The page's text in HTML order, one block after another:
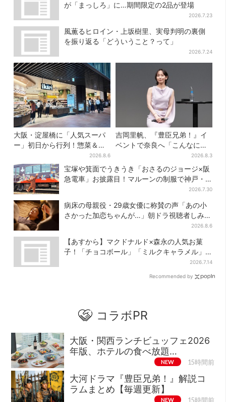
が「まっしろ」に…期間限定の2品が登場
2026.7.23
風薫るヒロイン・上坂樹里、実母判明の裏側
を振り返る「どういうこと？って」
2026.7.24
大阪・淀屋橋に「人気スーパ
ー」初日から行列！惣菜＆弁
当コーナーは大幅に拡大…人
気商品は？
2026.8.6
吉岡里帆、『豊臣兄弟！』イ
ベントで奈良へ「こんなに楽
しんでもらえてうれしい」2026.8.3
宝塚や箕面でうきうき「おさるのジョージ×阪
急電車」お披露目！マルーンの制服で神戸・
2026.7.30
病床の母親役・29歳女優に称賛の声「あの小
さかった加恋ちゃんが…」朝ドラ視聴者しみじ
2026.8.6
【あすから】マクドナルド×森永の人気お菓
子！「チョコボール」「ミルクキャラメル」
があのスイーツに変身…6年ぶり復活シェイク
2026.7.14
Recommended by
コラボPR
大阪・関西ランチビュッフェ2026
年版、ホテルの食べ放題…
NEW 15時間前
大河ドラマ『豊臣兄弟！』解説コ
ラムまとめ【毎週更新】
NEW 15時間前